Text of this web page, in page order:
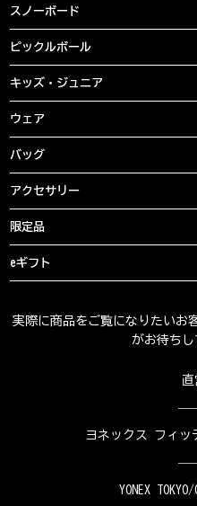
スノーボード
ピックルボール
キッズ・ジュニア
ウェア
バッグ
アクセサリー
限定品
eギフト
実際に商品をご覧になりたいお
がお待ちし
直
ヨネックス フィッ
YONEX TOKYO/